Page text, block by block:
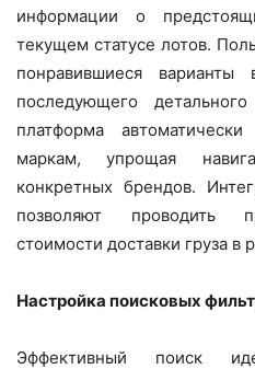
информации о
текущем статусе лотов.
понравившиеся
последующего
платформа
маркам, упрощая
конкретных брендов.
позволяют проводить
стоимости доставки груза в
Настройка поисковых
Эффективный поиск